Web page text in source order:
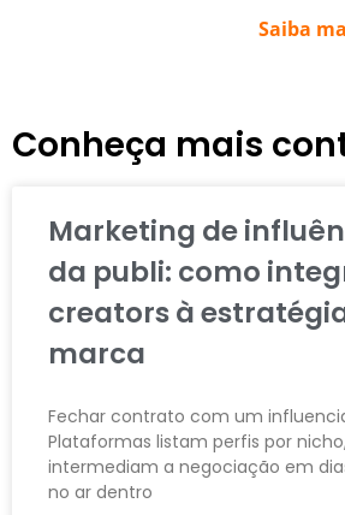
Saiba
Conheça mais
Marketing de
da publi: como
creators à
marca
Fechar contrato com um
Plataformas listam perfis por
intermediam a negociação em
no ar dentro